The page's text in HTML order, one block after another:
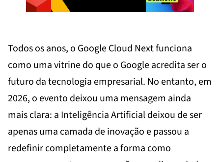
Todos os anos, o Google Cloud Next funciona
como uma vitrine do que o Google acredita ser o
futuro da tecnologia empresarial. No entanto, em
2026, o evento deixou uma mensagem ainda
mais clara: a Inteligência Artificial deixou de ser
apenas uma camada de inovação e passou a
redefinir completamente a forma como